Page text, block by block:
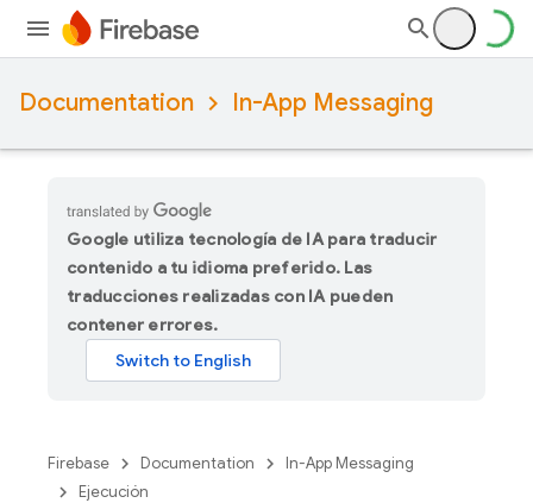
Documentation In-App Messaging
Google utiliza tecnología de IA para traducir
contenido a tu idioma preferido. Las
traducciones realizadas con IA pueden
contener errores.
Firebase Documentation
In-App Messaging
Ejecución